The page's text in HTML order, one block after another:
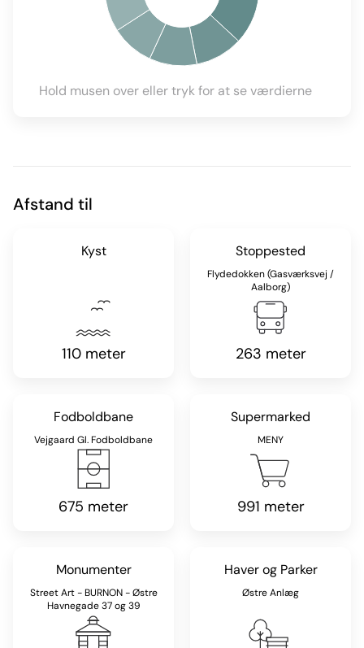
Hold musen over eller tryk for at se værdierne
Afstand til
Kyst
110 meter
Stoppested
Flydedokken (Gasværksvej /
Aalborg)
263 meter
Fodboldbane
Vejgaard Gl. Fodboldbane
675 meter
Supermarked
MENY
991 meter
Monumenter
Street Art - BURNON - Østre
Havnegade 37 og 39
Haver og Parker
Østre Anlæg